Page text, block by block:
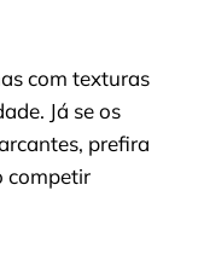
com texturas
Já se os
prefira
competir